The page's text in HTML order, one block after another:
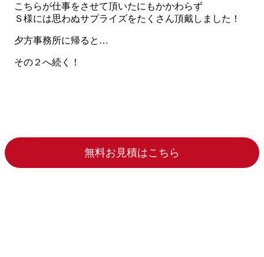
こちらが仕事をさせて頂いたにもかかわらず
Ｓ様には思わぬサプライズをたくさん頂戴しました！
夕方事務所に帰ると…
その２へ続く！
無料お見積はこちら